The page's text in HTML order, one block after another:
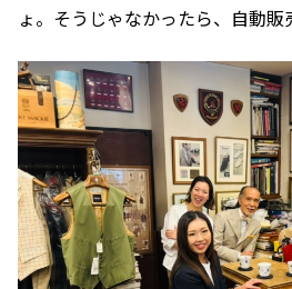
ょ。そうじゃなかったら、自動販